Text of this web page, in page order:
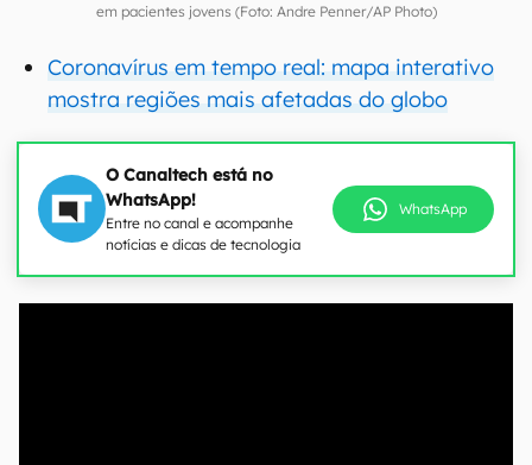
em pacientes jovens (Foto: Andre Penner/AP Photo)
Coronavírus em tempo real: mapa interativo
mostra regiões mais afetadas do globo
O Canaltech está no
WhatsApp!
Entre no canal e acompanhe
notícias e dicas de tecnologia
WhatsApp